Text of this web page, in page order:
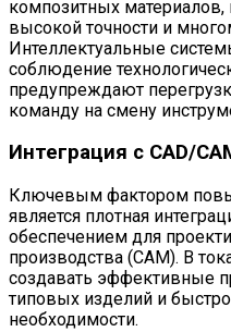
композитных материалов,
высокой точности и
Интеллектуальные
соблюдение
предупреждают
команду на смену
Интеграция с CAD/
Ключевым фактором
является плотная
обеспечением для
производства (CAM). В
создавать эффективные
типовых изделий и
необходимости.